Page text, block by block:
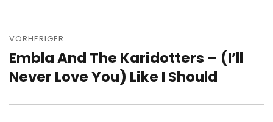
VORHERIGER
Vorheriger
Beitrag:
Embla And The Karidotters – (I’ll
Never Love You) Like I Should